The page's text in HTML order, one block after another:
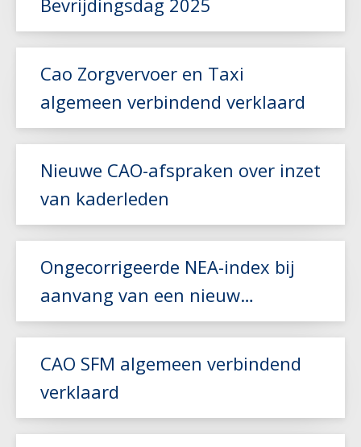
Lees meer
Bevrijdingsdag 2025
Cao Zorgvervoer en Taxi
algemeen verbindend verklaard
Nieuwe CAO-afspraken over inzet
van kaderleden
Ongecorrigeerde NEA-index bij
aanvang van een nieuw
vervoerscontract
CAO SFM algemeen verbindend
verklaard